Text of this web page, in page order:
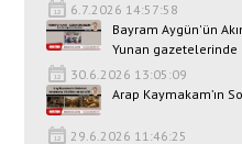
6.7.2026 14:57:58
Bayram Aygün'ün
Yunan gazetelerinde
30.6.2026 13:05:09
Arap Kaymakam’ın
29.6.2026 11:46:25